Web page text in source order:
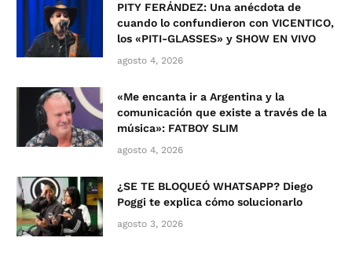
PITY FERÁNDEZ: Una anécdota de
cuando lo confundieron con VICENTICO,
los «PITI-GLASSES» y SHOW EN VIVO
agosto 4, 2026
«Me encanta ir a Argentina y la
comunicación que existe a través de la
música»: FATBOY SLIM
agosto 4, 2026
¿SE TE BLOQUEÓ WHATSAPP? Diego
Poggi te explica cómo solucionarlo
agosto 3, 2026